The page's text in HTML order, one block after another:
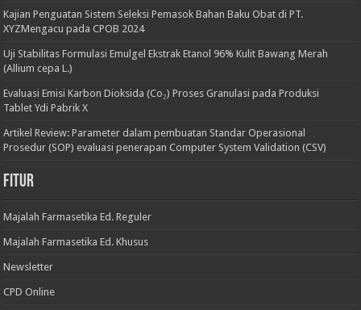
Kajian Penguatan Sistem Seleksi Pemasok Bahan Baku Obat di PT.
XYZMengacu pada CPOB 2024
Uji Stabilitas Formulasi Emulgel Ekstrak Etanol 96% Kulit Bawang Merah
(Allium cepa L.)
Evaluasi Emisi Karbon Dioksida (Co₂) Proses Granulasi pada Produksi
Tablet Ydi Pabrik X
Artikel Review: Parameter dalam pembuatan Standar Operasional
Prosedur (SOP) evaluasi penerapan Computer System Validation (CSV)
Fitur
Majalah Farmasetika Ed. Reguler
Majalah Farmasetika Ed. Khusus
Newsletter
CPD Online